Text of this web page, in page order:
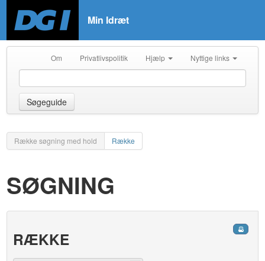
Min Idræt
Om Privatlivspolitik Hjælp Nyttige links
Søgeguide
Række søgning med hold Række
SØGNING
RÆKKE